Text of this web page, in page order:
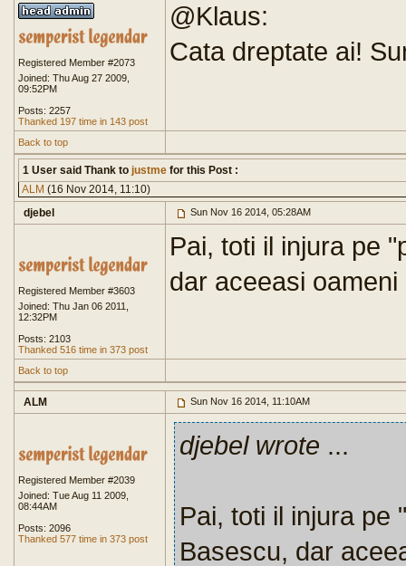
Registered Member #2073
Joined: Thu Aug 27 2009,
09:52PM
Posts: 2257
Thanked 197 time in 143 post
@Klaus:
Cata dreptate ai!
Back to top
1 User said Thank to justme for this Post :
ALM (16 Nov 2014, 11:10)
djebel
Sun Nov 16 2014, 05:28AM
Registered Member #3603
Joined: Thu Jan 06 2011,
12:32PM
Posts: 2103
Thanked 516 time in 373 post
Pai, toti il injura pe
dar aceeasi
Back to top
ALM Sun Nov 16 2014, 11:10AM
Registered Member #2039
Joined: Tue Aug 11 2009,
08:44AM
Posts: 2096
Thanked 577 time in 373 post
djebel wrote ...
Pai, toti il injura pe
Basescu, dar